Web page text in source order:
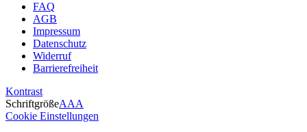
FAQ
AGB
Impressum
Datenschutz
Widerruf
Barrierefreiheit
Kontrast
SchriftgrößeAAA
Cookie Einstellungen